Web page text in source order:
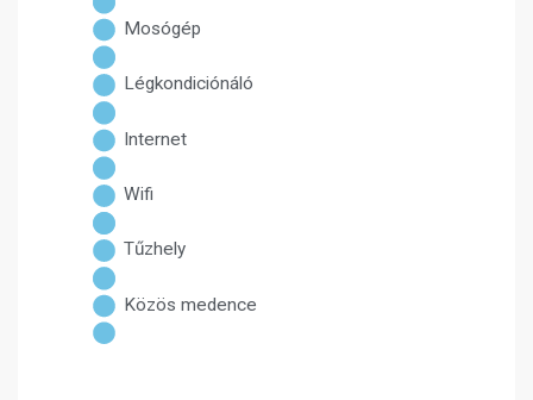
Mosógép
Légkondiciónáló
Internet
Wifi
Tűzhely
Közös medence